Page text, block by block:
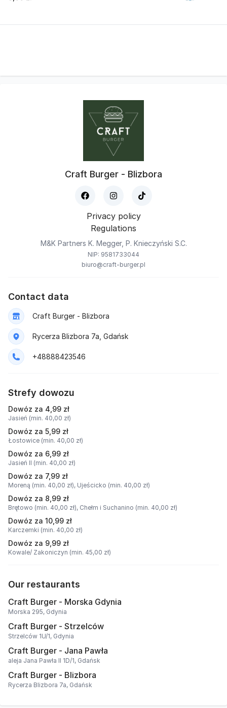
Craft Burger - Blizbora
Privacy policy
Regulations
M&K Partners K. Megger, P. Knieczyński S.C.
NIP: 9581733044
biuro@craft-burger.pl
Contact data
Craft Burger - Blizbora
Rycerza Blizbora 7a, Gdańsk
+48888423546
Strefy dowozu
Dowóz za 4,99 zł
Jasień (min. 40,00 zł)
Dowóz za 5,99 zł
Łostowice (min. 40,00 zł)
Dowóz za 6,99 zł
Jasień II (min. 40,00 zł)
Dowóz za 7,99 zł
Moreną (min. 40,00 zł), Ujeścicko (min. 40,00 zł)
Dowóz za 8,99 zł
Brętowo (min. 40,00 zł), Chełm i Suchanino (min. 40,00 zł)
Dowóz za 10,99 zł
Karczemki (min. 40,00 zł)
Dowóz za 9,99 zł
Kowale/ Zakoniczyn (min. 45,00 zł)
Our restaurants
Craft Burger - Morska Gdynia
Morska 295, Gdynia
Craft Burger - Strzelców
Strzelców 1U/1, Gdynia
Craft Burger - Jana Pawła
aleja Jana Pawła II 1D/1, Gdańsk
Craft Burger - Blizbora
Rycerza Blizbora 7a, Gdańsk